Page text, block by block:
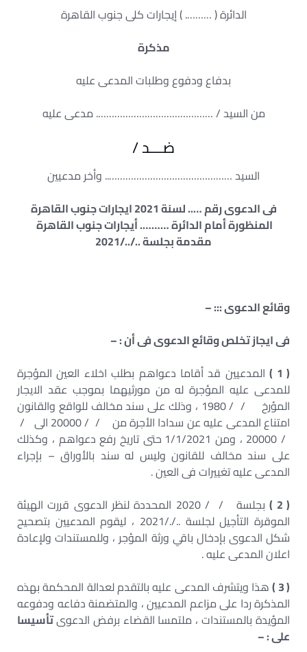
الدائرة ( ………. ) إيجارات كلى جنوب القاهرة
مذكرة
بدفاع ودفوع وطلبات المدعى عليه
من السيد / ……………………………………. مدعى عليه
ضـــد /
السيد ……………………………………….. وأخر مدعيين
فى الدعوى رقم ….. لسنة 2021 ايجارات جنوب القاهرة
المنظورة أمام الدائرة ………. أيجارات جنوب القاهرة
مقدمة بجلسة ../../2021
وقائع الدعوى ::: –
فى ايجاز تخلص وقائع الدعوى فى أن : –
( 1 )
المدعيين قد أقاما دعواهم بطلب اخلاء العين المؤجرة
للمدعى عليه المؤجرة له من مورثيهما بموجب عقد الايجار
المؤرخ / / 1980 ، وذلك على سند مخالف للواقع والقانون
امتناع المدعى عليه عن سدادا الأجرة من / / 20000 الى /
/ 20000 ، ومن 1/1/2021 حتى تاريخ رفع دعواهم ، وكذلك
على سند مخالف للقانون وليس له سند بالأوراق – بإجراء
المدعى عليه تغييرات فى العين .
( 2 )
بجلسة / / 2020 المحددة لنظر الدعوى قررت الهيئة
الموقرة التأجيل لجلسة .././2021 ، ليقوم المدعيين بتصحيح
شكل الدعوى بإدخال باقي ورثة المؤجر ، وللمستندات ولإعادة
اعلان المدعى عليه .
( 3 )
هذا ويتشرف المدعى عليه بالتقدم لعدالة المحكمة بهذه
المذكرة ردا على مزاعم المدعيين ، والمتضمنة دفاعه ودفوعه
المؤيدة بالمستندات ، ملتمسا القضاء برفض الدعوىتأسيسا
على : –